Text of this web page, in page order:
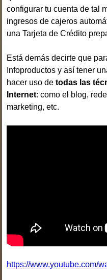
configurar tu cuenta de tal
ingresos de cajeros
una Tarjeta de Crédito
Está demás decirte que
Infoproductos y así tener
hacer uso detodas las
Internet: como el blog,
marketing, etc.
https://www.youtube.com/